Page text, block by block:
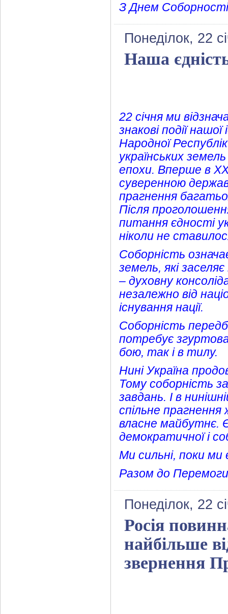
З Днем
Понеділок, 22
Наша
22 січня ми
знакові події
Народної
українських
епохи. Вперше в
суверенною
прагнення
Після
питання єдності
ніколи не
Соборність
земель, які
– духовну
незалежно від
існування нації.
Соборність
потребує
бою, так і в тилу.
Нині Україна
Тому соборність
завдань. І в
спільне прагнення
власне майбутнє.
демократичної і
Ми сильні, поки ми
Разом до
Понеділок, 22
Росія
найбільше
звернення